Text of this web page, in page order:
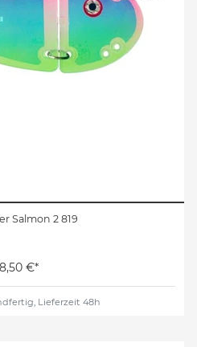
Salmon 2 819
€*
Lieferzeit 48h